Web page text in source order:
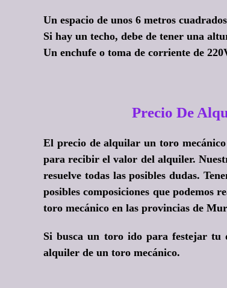
Un espacio de unos 6 metros
Si hay un techo, debe de tener una
Un enchufe o toma de corriente de
Precio De
El precio de alquilar un toro
para recibir el valor del alquiler.
resuelve todas las posibles dudas.
posibles composiciones que podemos
toro mecánico en las provincias de
Si busca un toro ido para festejar tu
alquiler de un toro mecánico.